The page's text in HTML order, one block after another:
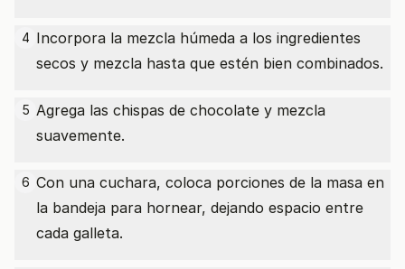
4 Incorpora la mezcla húmeda a los ingredientes
secos y mezcla hasta que estén bien combinados.
5 Agrega las chispas de chocolate y mezcla
suavemente.
6 Con una cuchara, coloca porciones de la masa en
la bandeja para hornear, dejando espacio entre
cada galleta.